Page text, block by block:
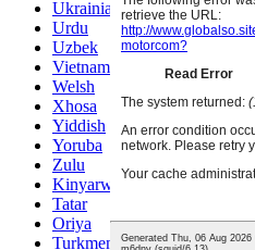
Ukrainian
Urdu
Uzbek
Vietnamese
Welsh
Xhosa
Yiddish
Yoruba
Zulu
Kinyarwanda
Tatar
Oriya
Turkmen